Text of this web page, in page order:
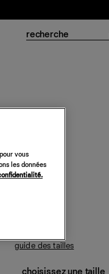
158 €
guide des tailles
vous
les données